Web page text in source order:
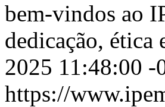
bem-vindos ao
dedicação,
2025 11:48:00 -
https://